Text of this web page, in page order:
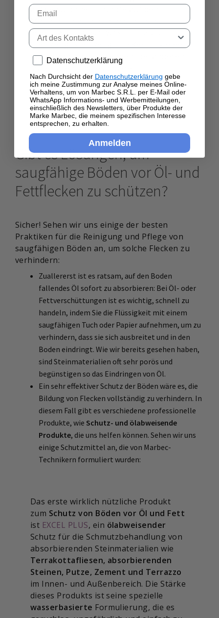
aufweist, ohne Lichthöfe auf den
Materialien zu hinterlassen. Es ist
jedoch wichtig, SOLVOSILL nur auf
Steinzeug, Steinzeug und Keramik oder
auf Rohholz zu verwenden. Bei anderen
Materialien, insbesondere
synthetischen Materialien, wird die
Verwendung nicht empfohlen
(synthetische Terrazzo, synthetische
Mörtel und Harzoberflächen).
Gibt es Lösungen, um
saugfähige Böden vor Öl- und
Fettflecken zu schützen?
Sicher! Sehen wir uns einige der besten
Praktiken für die Reinigung und Pflege von
saugfähigen Böden an, um solche Flecken zu
verhindern:
Zuallererst ist es ratsam, auf den Boden
fallendes Öl sofort zu absorbieren: Bei Öl- oder
Fettverschüttungen ist es wichtig, schnell zu
handeln, indem Sie die Flüssigkeit mit einem
saugfähigen Tuch oder Papier aufnehmen, um zu
verhindern, dass sie sich ausbreitet und in den
Boden eindringt. Wie wir bereits gesehen haben,
sind Steinmaterialien oft sehr porös und
begünstigen so das Eindringen von Öl.
Ein sehr effektiver Schutz der Böden wäre es, die
Bildung von Flecken vollständig zu verhindern. In
diesem Fall gibt es verschiedene professionelle
Produkte, wie Schutz- und ölabweisende
Produkte, die uns helfen können. Sehen wir uns
einige Schutzmittel an, die von Marbec-
Technikern formuliert wurden:
Das erste wirklich nützliche Produkt
zum Schutz von Böden vor Öl und Fett
ist EXCEL PLUS, ein ölabweisender
Schutz für die Schmutzbehandlung von
absorbierenden Steinmaterialien wie
Terrakottafliesen, absorbierenden
Steinen, Putze, Zement und Terrazzo
im Innen- und Außenbereich. Die Stärke
dieses Produkts ist seine spezielle
wasserbasierte Formulierung, die es
Email
Tipo di contatto
Privacy policy
Datenschutzerklärung
Nach Durchsicht der Datenschutzerklärung gebe
ich meine Zustimmung zur Analyse meines Online-
Verhaltens, um von Marbec S.R.L. per E-Mail oder
WhatsApp Informations- und Werbemitteilungen,
einschließlich des Newsletters, über Produkte der
Marke Marbec, die meinem spezifischen Interesse
entsprechen, zu erhalten.
Anmelden